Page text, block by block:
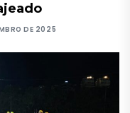
DE 2025